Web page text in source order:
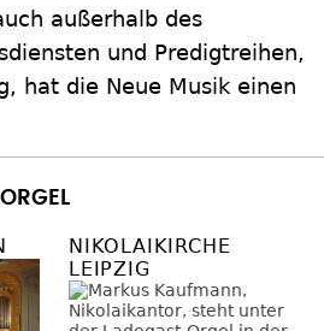
außerhalb des
und Predigtreihen,
hat die Neue Musik einen
NIKOLAIKIRCHE
LEIPZIG